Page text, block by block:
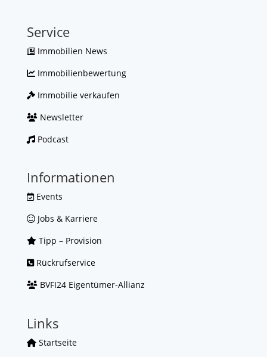
Service
Immobilien News
Immobilienbewertung
Immobilie verkaufen
Newsletter
Podcast
Informationen
Events
Jobs & Karriere
Tipp – Provision
Rückrufservice
BVFI24 Eigentümer-Allianz
Links
Startseite